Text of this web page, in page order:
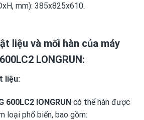
mm): 385x825x610.
liệu và mối hàn của máy
LONGRUN:
liệu:
600LC2 lONGRUNcó thể hàn được
loại phổ biến, bao gồm: